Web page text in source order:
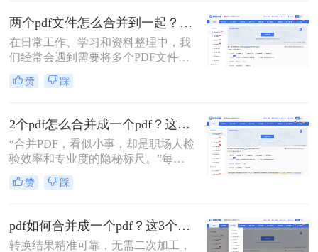
一个PDF文件里？”
两个pdf文件怎么合并到一起？一篇涵盖所有主流方法的终极指南！
在日常工作、学习和资料整理中，我
们经常会遇到需要将多个PDF文件合
并为一个的情况。无论是整合多个章
节的电子书、汇总一份报告的各个部
PDF文档，掌握高效、可靠的PDF合
并技能至关重要。市面上有许多工具
可以实现这一功能，但各有优劣。那
么两个pdf文件怎么合并到一起呢？本
文将为您详细介绍四种主流且有效的
方法，从在线工具的便捷到专业软件
求。
赞 踩
2个pdf怎么合并成一个pdf？这3个方法让你效率翻倍，安全省心！
“合并PDF，看似小事，却是职场人检
验效率和专业度的隐秘标尺。”每到
月底汇总报告、项目结案需整合多方
资料，或是自媒体朋友整理拍摄脚本
PDF文档感到头疼？手动复制粘贴？
格式全乱。
赞 踩
pdf如何合并成一个pdf？这3个免费高效方法，职场人必须掌握！
转换结果精准可靠，无需二次加工，